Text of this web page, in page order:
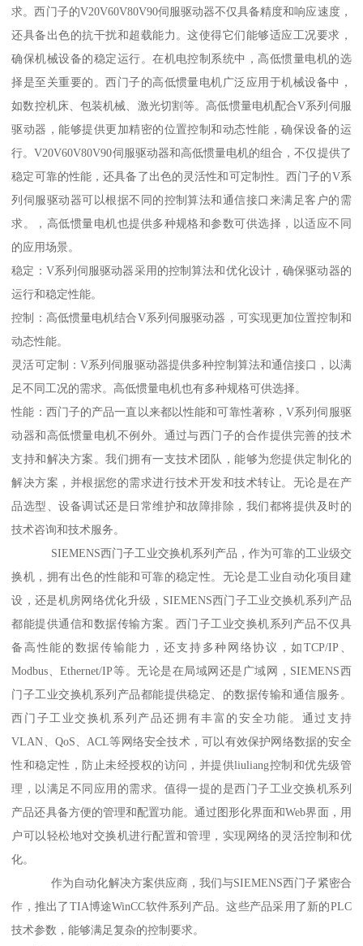
求。西门子的V20V60V80V90伺服驱动器不仅具备精度和响应速度，
还具备出色的抗干扰和超载能力。这使得它们能够适应工况要求，
确保机械设备的稳定运行。在机电控制系统中，高低惯量电机的选
择是至关重要的。西门子的高低惯量电机广泛应用于机械设备中，
如数控机床、包装机械、激光切割等。高低惯量电机配合V系列伺服
驱动器，能够提供更加精密的位置控制和动态性能，确保设备的运
行。V20V60V80V90伺服驱动器和高低惯量电机的组合，不仅提供了
稳定可靠的性能，还具备了出色的灵活性和可定制性。西门子的V系
列伺服驱动器可以根据不同的控制算法和通信接口来满足客户的需
求。，高低惯量电机也提供多种规格和参数可供选择，以适应不同
的应用场景。
稳定：V系列伺服驱动器采用的控制算法和优化设计，确保驱动器的
运行和稳定性能。
控制：高低惯量电机结合V系列伺服驱动器，可实现更加位置控制和
动态性能。
灵活可定制：V系列伺服驱动器提供多种控制算法和通信接口，以满
足不同工况的需求。高低惯量电机也有多种规格可供选择。
性能：西门子的产品一直以来都以性能和可靠性著称，V系列伺服驱
动器和高低惯量电机不例外。通过与西门子的合作提供完善的技术
支持和解决方案。我们拥有一支技术团队，能够为您提供定制化的
解决方案，并根据您的需求进行技术开发和技术转让。无论是在产
品选型、设备调试还是日常维护和故障排除，我们都将提供及时的
技术咨询和技术服务。
SIEMENS西门子工业交换机系列产品，作为可靠的工业级交
换机，拥有出色的性能和可靠的稳定性。无论是工业自动化项目建
设，还是机房网络优化升级，SIEMENS西门子工业交换机系列产品
都能提供通信和数据传输方案。西门子工业交换机系列产品不仅具
备高性能的数据传输能力，还支持多种网络协议，如TCP/IP、
Modbus、Ethernet/IP等。无论是在局域网还是广域网，SIEMENS西
门子工业交换机系列产品都能提供稳定、的数据传输和通信服务。
西门子工业交换机系列产品还拥有丰富的安全功能。通过支持
VLAN、QoS、ACL等网络安全技术，可以有效保护网络数据的安全
性和稳定性，防止未经授权的访问，并提供liuliang控制和优先级管
理，以满足不同应用的需求。值得一提的是西门子工业交换机系列
产品还具备方便的管理和配置功能。通过图形化界面和Web界面，用
户可以轻松地对交换机进行配置和管理，实现网络的灵活控制和优
化。
作为自动化解决方案供应商，我们与SIEMENS西门子紧密合
作，推出了TIA博途WinCC软件系列产品。这些产品采用了新的PLC
技术参数，能够满足复杂的控制要求。